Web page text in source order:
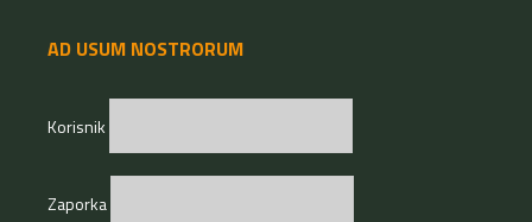
AD USUM NOSTRORUM
Korisnik
Zaporka